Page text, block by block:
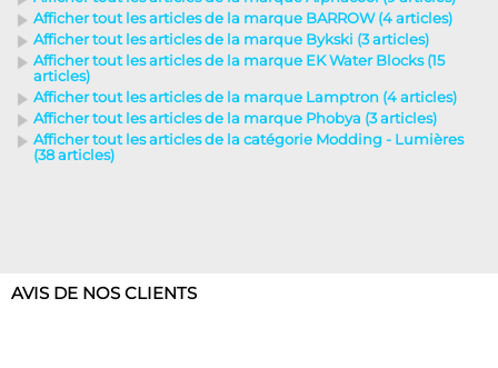
Afficher tout les articles de la marque BARROW (4 articles)
Afficher tout les articles de la marque Bykski (3 articles)
Afficher tout les articles de la marque EK Water Blocks (15
articles)
Afficher tout les articles de la marque Lamptron (4 articles)
Afficher tout les articles de la marque Phobya (3 articles)
Afficher tout les articles de la catégorie Modding - Lumières
(38 articles)
AVIS DE NOS CLIENTS